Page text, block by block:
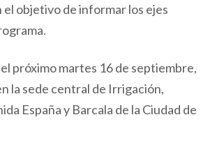
el objetivo de informar los ejes
próximo martes 16 de septiembre,
la sede central de Irrigación,
España y Barcala de la Ciudad de